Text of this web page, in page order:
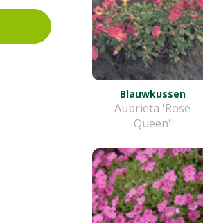
Blauwkussen
Aubrieta 'Rose
Queen'